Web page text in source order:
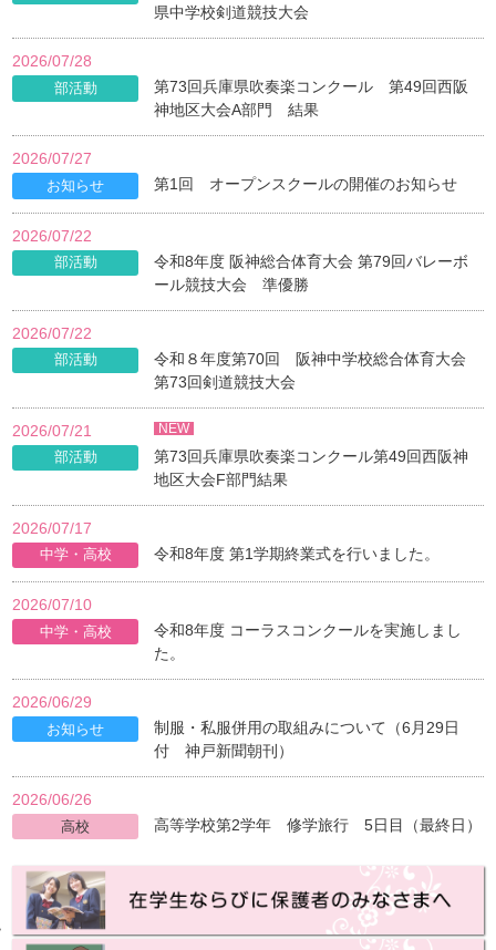
県中学校剣道競技大会
2026/07/28
第73回兵庫県吹奏楽コンクール 第49回西阪
神地区大会A部門 結果
2026/07/27
第1回 オープンスクールの開催のお知らせ
2026/07/22
令和8年度 阪神総合体育大会 第79回バレーボ
ール競技大会 準優勝
2026/07/22
令和８年度第70回 阪神中学校総合体育大会
第73回剣道競技大会
2026/07/21
第73回兵庫県吹奏楽コンクール第49回西阪神
地区大会F部門結果
2026/07/17
令和8年度 第1学期終業式を行いました。
2026/07/10
令和8年度 コーラスコンクールを実施しまし
た。
2026/06/29
制服・私服併用の取組みについて（6月29日
付 神戸新聞朝刊）
2026/06/26
高等学校第2学年 修学旅行 5日目（最終日）